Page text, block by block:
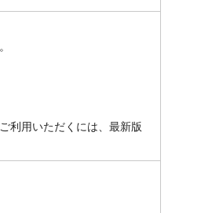
利用いただくには、最新版